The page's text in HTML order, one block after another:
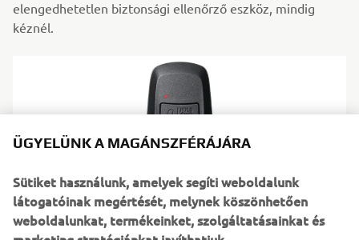
elengedhetetlen biztonsági ellenőrző eszköz, mindig
kéznél.
ÜGYELÜNK A MAGÁNSZFÉRÁJÁRA
Sütiket használunk, amelyek segíti weboldalunk
látogatóinak megértését, melynek köszönhetően
weboldalunkat, termékeinket, szolgáltatásainkat és